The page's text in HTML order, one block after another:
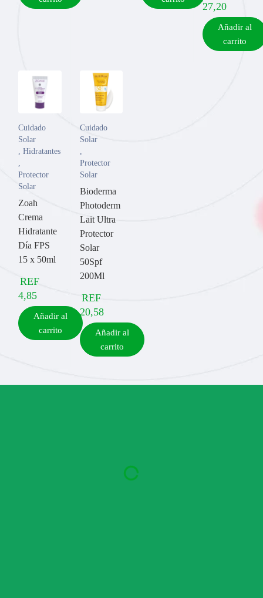
27,20
Añadir al
carrito
Cuidado
Solar
, Hidratantes
,
Protector
Solar
Zoah
Crema
Hidratante
Día FPS
15 x 50ml
REF
4,85
Añadir al
carrito
Cuidado
Solar
,
Protector
Solar
Bioderma
Photoderm
Lait Ultra
Protector
Solar
50Spf
200Ml
REF
20,58
Añadir al
carrito